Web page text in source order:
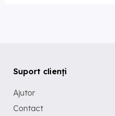
Suport clienți
Ajutor
Contact